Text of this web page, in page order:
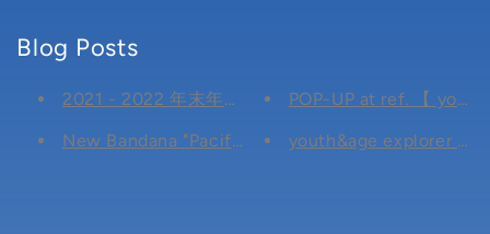
Blog Posts
2021 - 2022 年末年始の営業について
New Bandana "Pacific"
POP-UP at ref. 【
youth&age explorer 開